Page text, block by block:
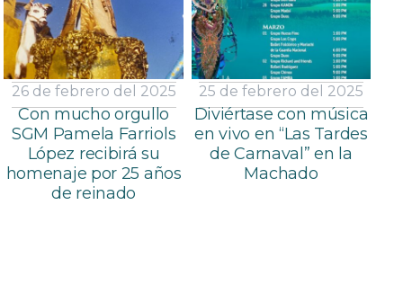
26 de febrero del 2025
Con mucho orgullo
SGM Pamela Farriols
López recibirá su
homenaje por 25 años
de reinado
25 de febrero del 2025
Diviértase con música
en vivo en “Las Tardes
de Carnaval” en la
Machado